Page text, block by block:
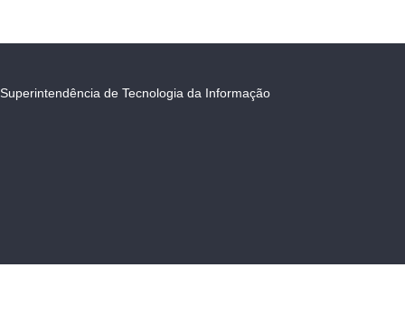
Superintendência de Tecnologia da Informação